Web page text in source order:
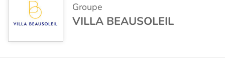
Groupe
VILLA BEAUSOLEIL